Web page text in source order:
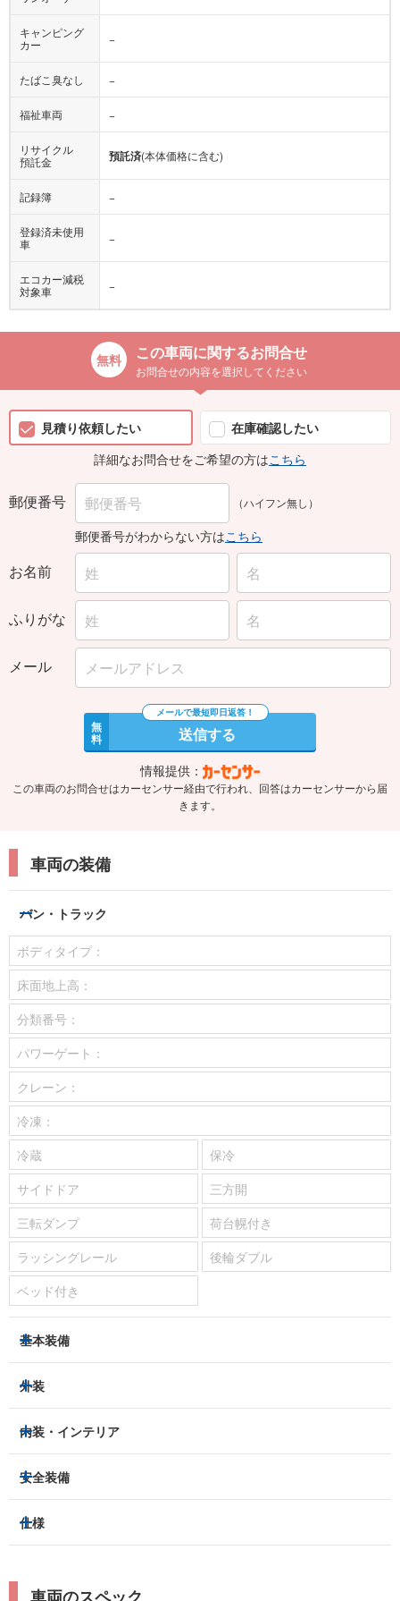
キャンピング
カー
−
たばこ臭なし −
福祉車両 −
リサイクル
預託金
預託済(本体価格に含む)
記録簿 −
登録済未使用
車
−
エコカー減税
対象車
−
この車両に関するお問合せ
お問合せの内容を選択してください
見積り依頼したい
在庫確認したい
詳細なお問合せをご希望の方はこちら
郵便番号 （ハイフン無し）
郵便番号がわからない方はこちら
お名前
ふりがな
メール
無
料 送信する
情報提供：
この車両のお問合せはカーセンサー経由で行われ、回答はカーセンサーから届
きます。
車両の装備
バン・トラック
ボディタイプ：
床面地上高：
分類番号：
パワーゲート：
クレーン：
冷凍：
冷蔵
保冷
サイドドア
三方開
三転ダンプ
荷台幌付き
ラッシングレール
後輪ダブル
ベッド付き
基本装備
パワーステアリング
エアコン：あり
キーレス
盗難防止装置
パーキングアシスト
クルーズコントロール
ターボチャージャー
外装
LEDヘッドライト
アルミホイール：-
サンルーフ/ガラスルーフ
ルーフレール
内装・インテリア
3列シート
ベンチシート
パワーシート
安全装備
トラクションコントロール
レーンキープアシスト
横滑り防止装置
衝突被害軽減プレーキ
仕様